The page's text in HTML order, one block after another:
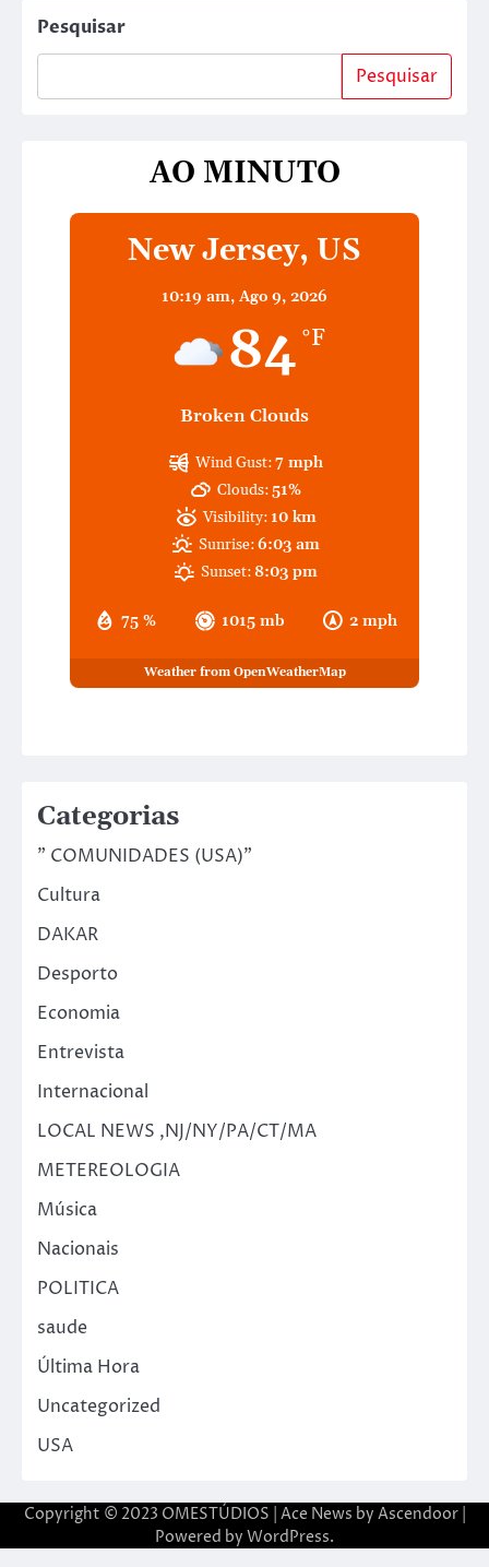
Pesquisar
Pesquisar
AO MINUTO
New Jersey, US
10:19 am, Ago 9, 2026
84 °F
Broken Clouds
75 % 1015 mb 2 mph
Wind Gust:7 mph
Clouds:51%
Visibility: 10 km
Sunrise:6:03 am
Sunset:8:03 pm
Weather from OpenWeatherMap
Categorias
" COMUNIDADES (USA)"
Cultura
DAKAR
Desporto
Economia
Entrevista
Internacional
LOCAL NEWS ,NJ/NY/PA/CT/MA
METEREOLOGIA
Música
Nacionais
POLITICA
saude
Última Hora
Uncategorized
USA
Copyright © 2023 OMESTÚDIOS | Ace News by Ascendoor|
Powered by WordPress.